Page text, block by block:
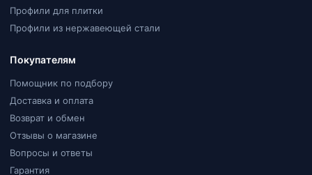
Профили для плитки
Профили из нержавеющей стали
Покупателям
Помощник по подбору
Доставка и оплата
Возврат и обмен
Отзывы о магазине
Вопросы и ответы
Гарантия